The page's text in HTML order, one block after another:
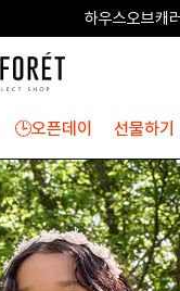
하우스오브
🕒오픈데이 선물하기